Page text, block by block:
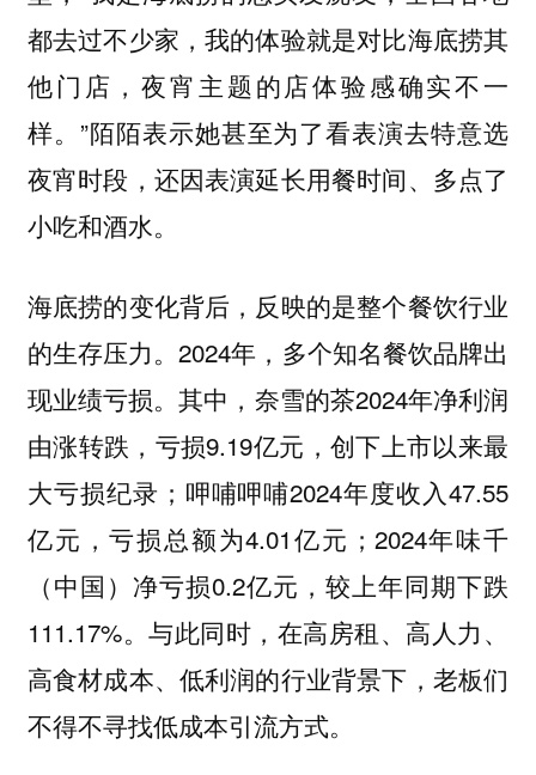
都去过不少家，我的体验就是对比海底捞其
他门店，夜宵主题的店体验感确实不一
样。”陌陌表示她甚至为了看表演去特意选
夜宵时段，还因表演延长用餐时间、多点了
小吃和酒水。
海底捞的变化背后，反映的是整个餐饮行业
的生存压力。2024年，多个知名餐饮品牌出
现业绩亏损。其中，奈雪的茶2024年净利润
由涨转跌，亏损9.19亿元，创下上市以来最
大亏损纪录；呷哺呷哺2024年度收入47.55
亿元，亏损总额为4.01亿元；2024年味千
（中国）净亏损0.2亿元，较上年同期下跌
111.17%。与此同时，在高房租、高人力、
高食材成本、低利润的行业背景下，老板们
不得不寻找低成本引流方式。